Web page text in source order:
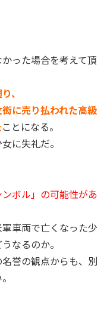
った場合を考えて頂
、
に売り払われた高級
ことになる。
に失礼だ。
ボル」の可能性があ
車両で亡くなった少
なるのか。
誉の観点からも、別